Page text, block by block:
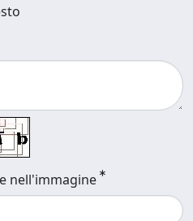
nell'immagine